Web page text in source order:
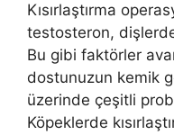
Kısırlaştırma
testosteron, dişlerde
Bu gibi faktörler
dostunuzun kemik
üzerinde çeşitli
Köpeklerde